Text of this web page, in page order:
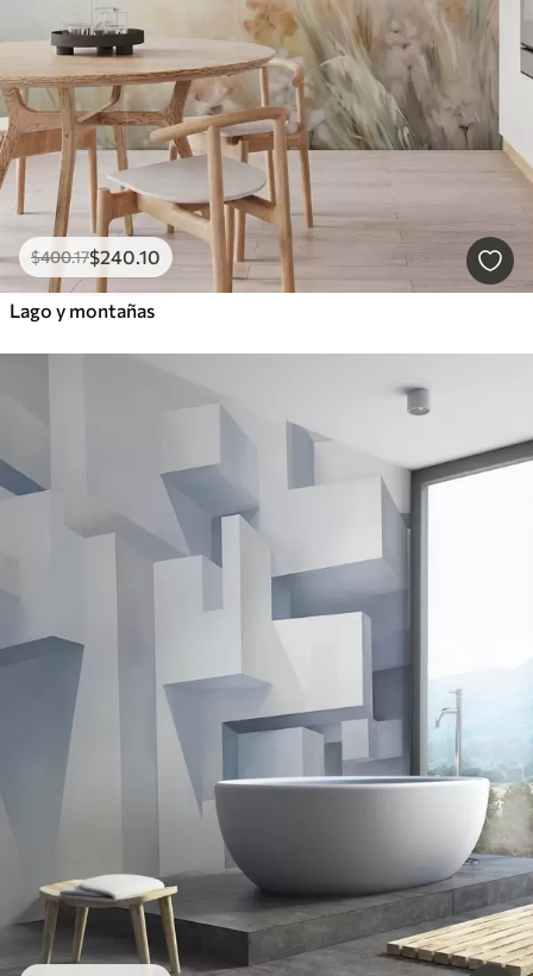
$400.17$240 .10
Lago y montañas